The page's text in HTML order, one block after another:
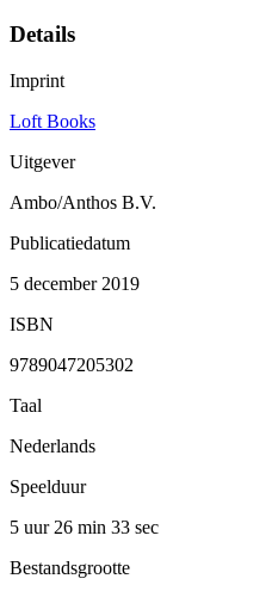
Details
Imprint
Loft Books
Uitgever
Ambo/Anthos B.V.
Publicatiedatum
5 december 2019
ISBN
9789047205302
Taal
Nederlands
Speelduur
5 uur 26 min 33 sec
Bestandsgrootte